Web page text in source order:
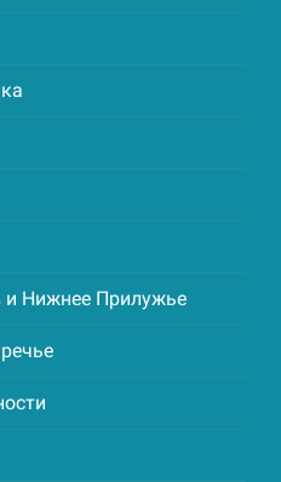
и Нижнее Прилужье